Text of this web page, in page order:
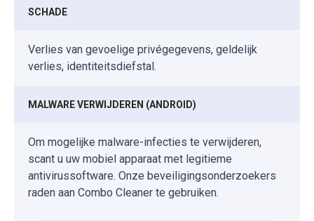
SCHADE
Verlies van gevoelige privégegevens, geldelijk
verlies, identiteitsdiefstal.
MALWARE VERWIJDEREN (ANDROID)
Om mogelijke malware-infecties te verwijderen,
scant u uw mobiel apparaat met legitieme
antivirussoftware. Onze beveiligingsonderzoekers
raden aan Combo Cleaner te gebruiken.